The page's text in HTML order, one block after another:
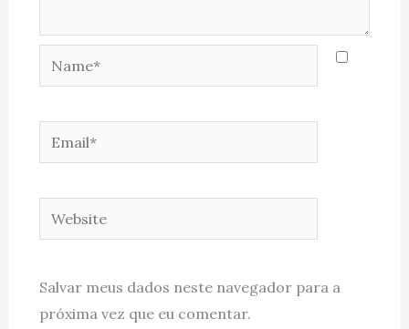
Name*
Email*
Website
Salvar meus dados neste navegador para a
próxima vez que eu comentar.